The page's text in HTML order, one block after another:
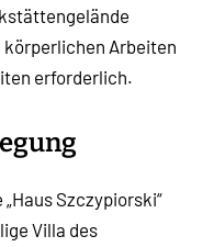
Arbeiten
erforderlich.
Szczypiorski“
Villa des